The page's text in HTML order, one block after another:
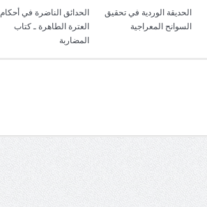
الحديقة الوردية في تحقيق
السوانح المعراجية
الحدائق الناضرة في أحكام
العترة الطاهرة ـ كتاب
المضاربة